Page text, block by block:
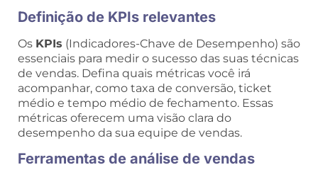
Definição de KPIs relevantes
Os KPIs (Indicadores-Chave de Desempenho) são
essenciais para medir o sucesso das suas técnicas
de vendas. Defina quais métricas você irá
acompanhar, como taxa de conversão, ticket
médio e tempo médio de fechamento. Essas
métricas oferecem uma visão clara do
desempenho da sua equipe de vendas.
Ferramentas de análise de vendas